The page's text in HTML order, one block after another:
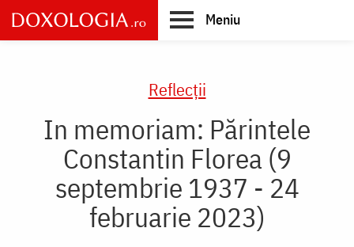
Skip
to
main
Meniu
Reflecții
In memoriam: Părintele
Constantin Florea (9
septembrie 1937 - 24
februarie 2023)